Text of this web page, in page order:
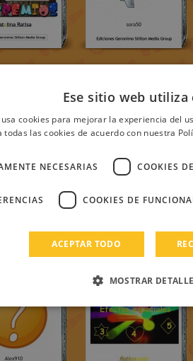
Ese sitio web utiliza
cookies para mejorar la experiencia del
todas las cookies de acuerdo con nuestra
NECESARIAS COOKIES
COOKIES DE
ACEPTAR TODO
MOSTRAR